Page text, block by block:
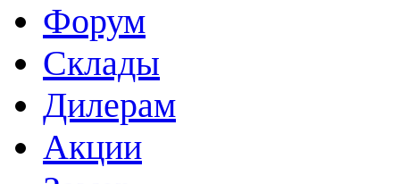
Форум
Склады
Дилерам
Акции